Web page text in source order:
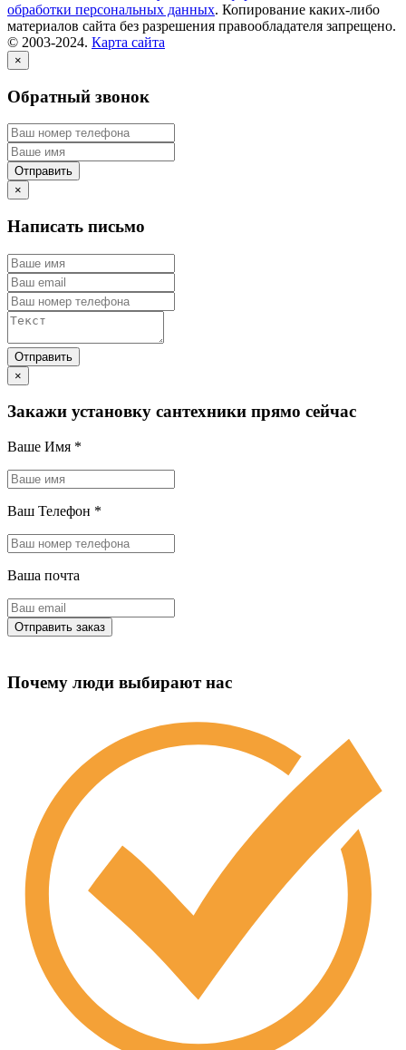
обработки персональных данных. Копирование каких-либо
материалов сайта без разрешения правообладателя запрещено.
© 2003-2024. Карта сайта
×
Обратный звонок
×
Написать письмо
×
Закажи установку сантехники прямо сейчас
Ваше Имя *
Ваш Телефон *
Ваша почта
Почему люди выбирают нас